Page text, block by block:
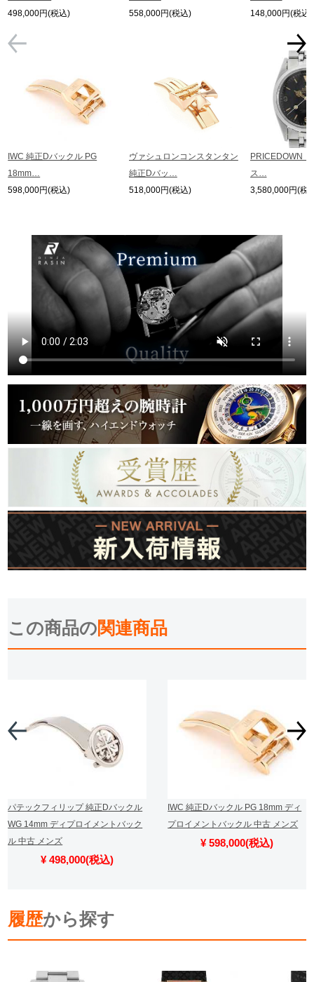
お客様の声・口コミ
GINZA RASINの中古腕時計について
受賞歴
店舗情報
銀座中央通り店 銀座本店
大阪心斎橋店
買取サロン
GINZA RASIN公式ブログ
WEBマガジン 買取ブログ
SNS・動画
English
498,000円(税込)
IWC 純正Dバックル PG
18mm…
598,000円(税込)
558,000円(税込)
ヴァシュロンコンスタンタン
純正Dバッ…
518,000円(税込)
148,000円(税込)
PRICEDOWN
ス…
3,580,000円(税
この商品の関連商品
パテックフィリップ 純正Dバックル
WG 14mm ディプロイメントバック
ル 中古 メンズ
¥ 498,000(税込)
IWC 純正Dバックル PG 18mm ディ
プロイメントバックル 中古 メンズ
¥ 598,000(税込)
履歴から探す